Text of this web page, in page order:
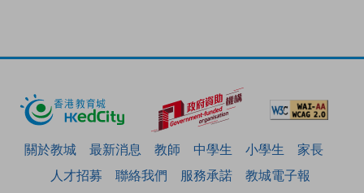
關於教城 最新消息 教師 中學生 小學生
家長
人才招募
聯絡我們 服務承諾 教城電子報